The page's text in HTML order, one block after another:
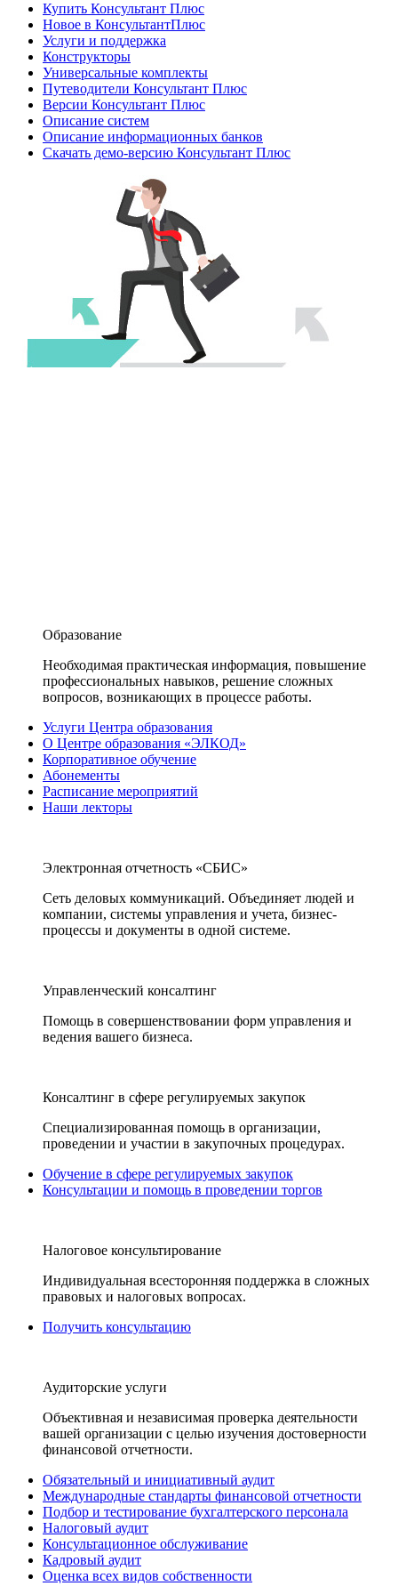
Купить Консультант Плюс
Новое в КонсультантПлюс
Услуги и поддержка
Конструкторы
Универсальные комплекты
Путеводители Консультант Плюс
Версии Консультант Плюс
Описание систем
Описание информационных банков
Скачать демо-версию Консультант Плюс
Образование
Необходимая практическая информация, повышение
профессиональных навыков, решение сложных
вопросов, возникающих в процессе работы.
Услуги Центра образования
О Центре образования «ЭЛКОД»
Корпоративное обучение
Абонементы
Расписание мероприятий
Наши лекторы
Электронная отчетность «СБИС»
Сеть деловых коммуникаций. Объединяет людей и
компании, системы управления и учета, бизнес-
процессы и документы в одной системе.
Управленческий консалтинг
Помощь в совершенствовании форм управления и
ведения вашего бизнеса.
Консалтинг в сфере регулируемых закупок
Специализированная помощь в организации,
проведении и участии в закупочных процедурах.
Обучение в сфере регулируемых закупок
Консультации и помощь в проведении торгов
Налоговое консультирование
Индивидуальная всесторонняя поддержка в сложных
правовых и налоговых вопросах.
Получить консультацию
Аудиторские услуги
Объективная и независимая проверка деятельности
вашей организации с целью изучения достоверности
финансовой отчетности.
Обязательный и инициативный аудит
Международные стандарты финансовой отчетности
Подбор и тестирование бухгалтерского персонала
Налоговый аудит
Консультационное обслуживание
Кадровый аудит
Оценка всех видов собственности